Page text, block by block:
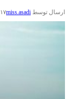
ارسال توسط miss.asadi۱۷ تیر ۱۴۰۴